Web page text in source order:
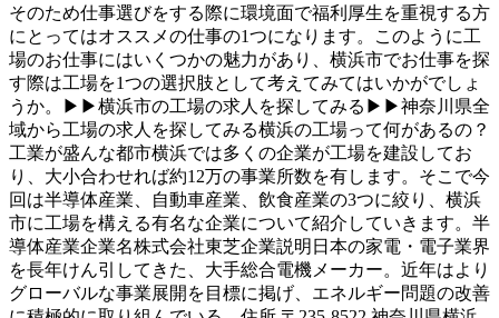
そのため仕事選びをする際に環境面で福利厚生を重視する方
にとってはオススメの仕事の1つになります。このように工
場のお仕事にはいくつかの魅力があり、横浜市でお仕事を探
す際は工場を1つの選択肢として考えてみてはいかがでしょ
うか。▶▶横浜市の工場の求人を探してみる▶▶神奈川県全
域から工場の求人を探してみる横浜の工場って何があるの？
工業が盛んな都市横浜では多くの企業が工場を建設してお
り、大小合わせれば約12万の事業所数を有します。そこで今
回は半導体産業、自動車産業、飲食産業の3つに絞り、横浜
市に工場を構える有名な企業について紹介していきます。半
導体産業企業名株式会社東芝企業説明日本の家電・電子業界
を長年けん引してきた、大手総合電機メーカー。近年はより
グローバルな事業展開を目標に掲げ、エネルギー問題の改善